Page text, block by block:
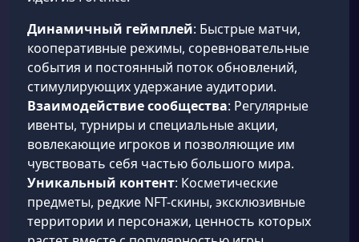
Динамичный геймплей: Быстрые матчи,
кооперативные режимы, соревновательные
события и постоянный поток обновлений,
стимулирующих удержание аудитории.
Взаимодействие сообщества: Регулярные
ивенты, турниры и специальные акции,
вовлекающие игроков и позволяющие им
чувствовать себя частью большого мира.
Уникальный контент: Косметические
предметы, редкие NFT-скины, эксклюзивные
территории и персонажи, ценность которых